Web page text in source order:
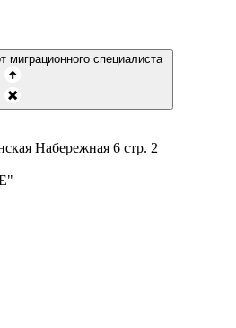
консультацию от миграционного специалиста
Набережная 6 стр. 2